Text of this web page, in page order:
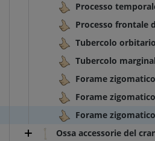
Processo
Processo frontale
Tubercolo orbitario
Tubercolo
Forame
Forame
Forame
Ossa accessorie del